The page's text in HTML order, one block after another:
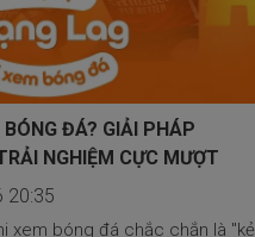
ĐÁ? GIẢI PHÁP
NGHIỆM CỰC MƯỢT
20:35
xem bóng đá chắc chắn là "kẻ